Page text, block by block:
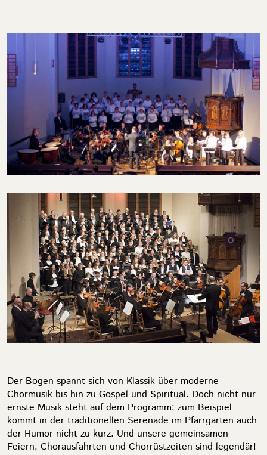
Der Bogen spannt sich von Klassik über moderne
Chormusik bis hin zu Gospel und Spiritual. Doch nicht nur
ernste Musik steht auf dem Programm; zum Beispiel
kommt in der traditionellen Serenade im Pfarrgarten auch
der Humor nicht zu kurz. Und unsere gemeinsamen
Feiern, Chorausfahrten und Chorrüstzeiten sind legendär!